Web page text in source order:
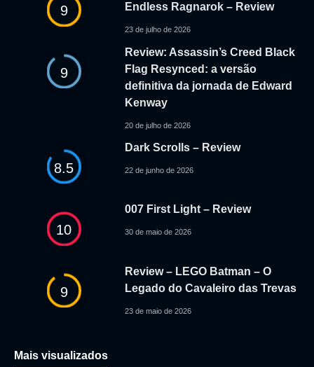
9
Endless Ragnarok – Review
23 de julho de 2026
9
Review: Assassin’s Creed Black
Flag Resynced: a versão
definitiva da jornada de Edward
Kenway
20 de julho de 2026
8.5
Dark Scrolls – Review
22 de junho de 2026
10
007 First Light – Review
30 de maio de 2026
9
Review – LEGO Batman – O
Legado do Cavaleiro das Trevas
23 de maio de 2026
Mais visualizados